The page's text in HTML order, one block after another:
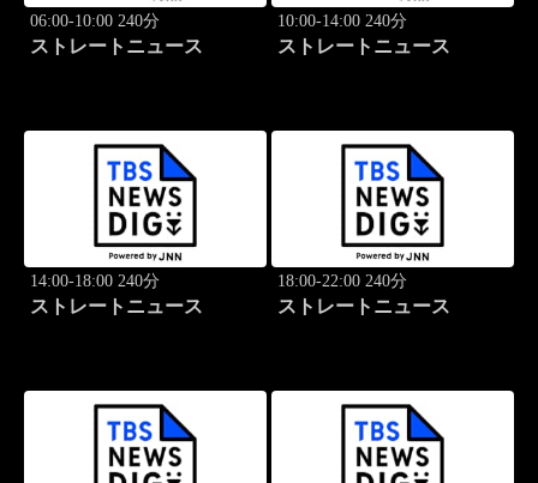
06:00-10:00 240分
ストレートニュース
10:00-14:00 240分
ストレートニュース
14:00-18:00 240分
ストレートニュース
18:00-22:00 240分
ストレートニュース